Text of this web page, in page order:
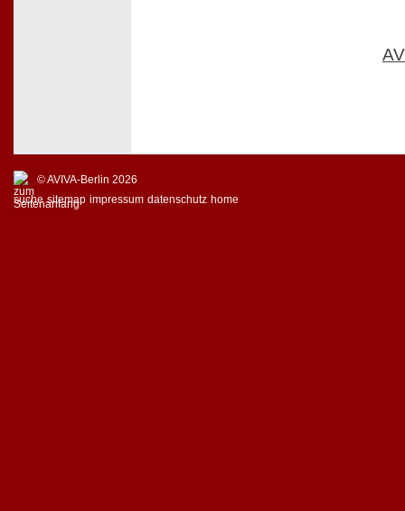
© AVIVA-Berlin 2026
suche sitemap impressum datenschutz home